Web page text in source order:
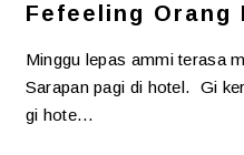
Fefeeling Orang
Minggu lepas ammi terasa
Sarapan pagi di hotel. Gi
gi hote…